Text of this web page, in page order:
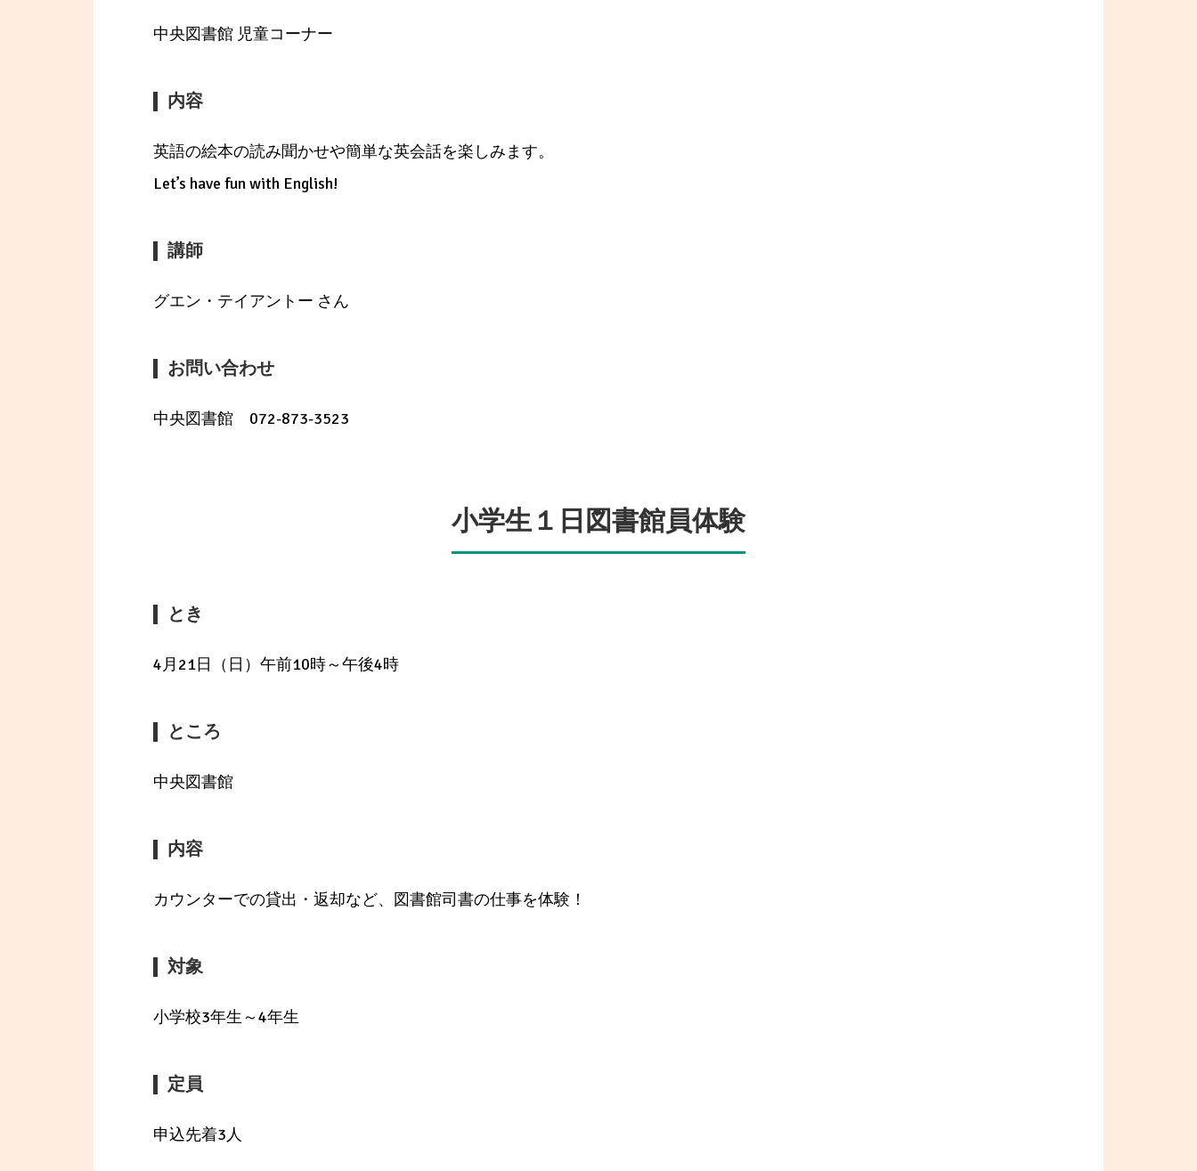
中央図書館 児童コーナー
内容
英語の絵本の読み聞かせや簡単な英会話を楽しみます。
Let’s have fun with English!
講師
グエン・テイアントー さん
お問い合わせ
中央図書館 072-873-3523
小学生１日図書館員体験
とき
4月21日（日）午前10時～午後4時
ところ
中央図書館
内容
カウンターでの貸出・返却など、図書館司書の仕事を体験！
対象
小学校3年生～4年生
定員
申込先着3人